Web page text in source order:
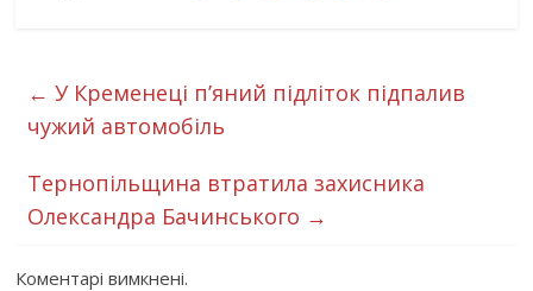
← У Кременеці пʼяний підліток підпалив
чужий автомобіль
Тернопільщина втратила захисника
Олександра Бачинського →
Коментарі вимкнені.